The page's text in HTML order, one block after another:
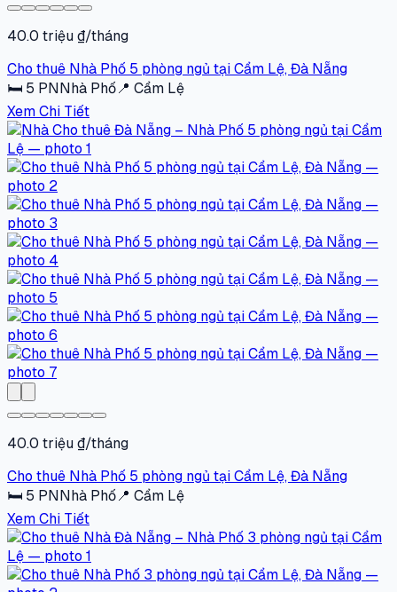
40.0 triệu ₫/tháng
Cho thuê Nhà Phố 5 phòng ngủ tại Cẩm Lệ, Đà Nẵng
🛏 5 PNNhà Phố📍 Cẩm Lệ
Xem Chi Tiết
40.0 triệu ₫/tháng
Cho thuê Nhà Phố 5 phòng ngủ tại Cẩm Lệ, Đà Nẵng
🛏 5 PNNhà Phố📍 Cẩm Lệ
Xem Chi Tiết